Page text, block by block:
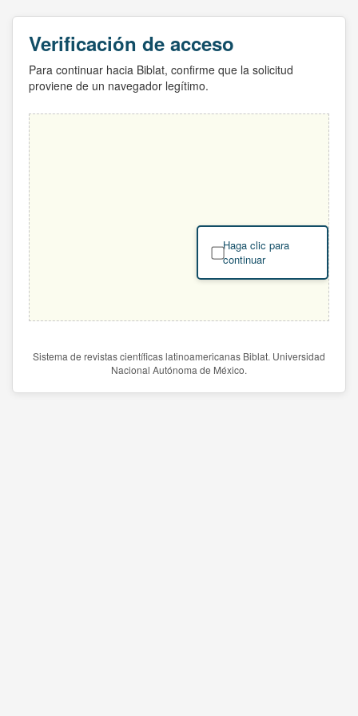
Verificación de acceso
Para continuar hacia Biblat, confirme que la solicitud
proviene de un navegador legítimo.
Haga clic para
continuar
Sistema de revistas científicas latinoamericanas Biblat. Universidad
Nacional Autónoma de México.